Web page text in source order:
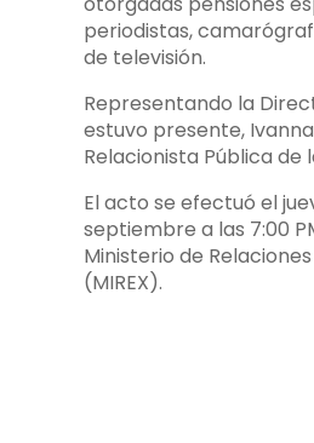
periodistas,
de televisión.
Representando la
estuvo presente,
Relacionista Pública de
El acto se efectuó el
septiembre a las 7:00
Ministerio de
(MIREX).